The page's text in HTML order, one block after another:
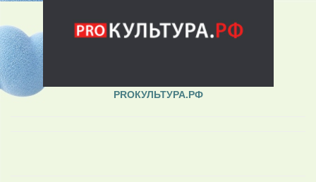
PROКУЛЬТУРА.РФ